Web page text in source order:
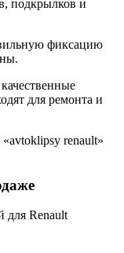
подкрылков и
фиксацию
для ремонта и
renault»
для Renault